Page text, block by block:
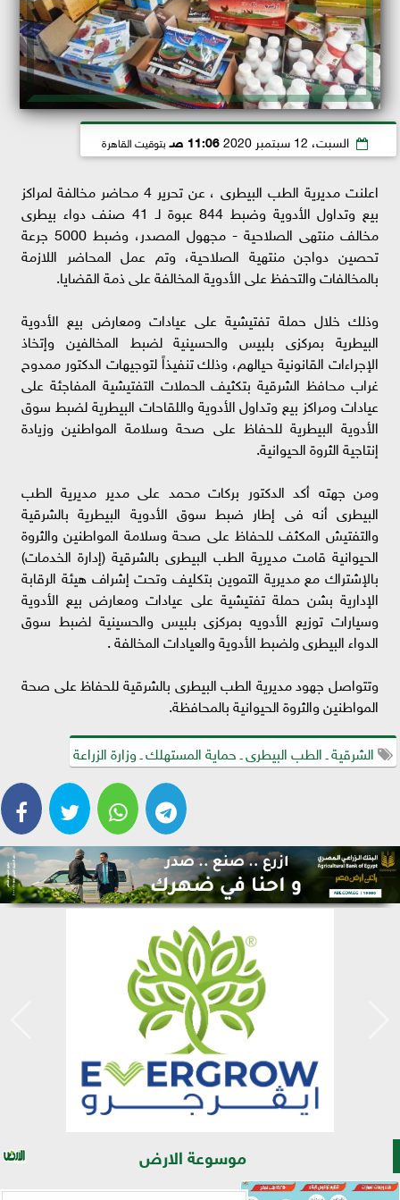
السبت، 12 سبتمبر 2020 11:06 صـ بتوقيت القاهرة
اعلنت مديرية الطب البيطرى ، عن تحرير 4 محاضر مخالفة لمراكز
بيع وتداول الأدوية وضبط 844 عبوة لـ 41 صنف دواء بيطرى
مخالف منتهى الصلاحية - مجهول المصدر، وضبط 5000 جرعة
تحصين دواجن منتهية الصلاحية، وتم عمل المحاضر اللازمة
بالمخالفات والتحفظ على الأدوية المخالفة على ذمة القضايا.
وذلك خلال حملة تفتيشية على عيادات ومعارض بيع الأدوية
البيطرية بمركزى بلبيس والحسينية لضبط المخالفين وإتخاذ
الإجراءات القانونية حيالهم، وذلك تنفيذاً لتوجيهات الدكتور ممدوح
غراب محافظ الشرقية بتكثيف الحملات التفتيشية المفاجئة على
عيادات ومراكز بيع وتداول الأدوية واللقاحات البيطرية لضبط سوق
الأدوية البيطرية للحفاظ على صحة وسلامة المواطنين وزيادة
إنتاجية الثروة الحيوانية.
ومن جهته أكد الدكتور بركات محمد على مدير مديرية الطب
البيطرى أنه فى إطار ضبط سوق الأدوية البيطرية بالشرقية
والتفتيش المكثف للحفاظ على صحة وسلامة المواطنين والثروة
الحيوانية قامت مديرية الطب البيطرى بالشرقية (إدارة الخدمات)
بالإشتراك مع مديرية التموين بتكليف وتحت إشراف هيئة الرقابة
الإدارية بشن حملة تفتيشية على عيادات ومعارض بيع الأدوية
وسيارات توزيع الأدويه بمركزى بلبيس والحسينية لضبط سوق
الدواء البيطرى ولضبط الأدوية والعيادات المخالفة .
وتتواصل جهود مديرية الطب البيطرى بالشرقية للحفاظ على صحة
المواطنين والثروة الحيوانية بالمحافظة.
الشرقية ـ الطب البيطرى ـ حماية المستهلك ـ وزارة الزراعة
موسوعة الارض